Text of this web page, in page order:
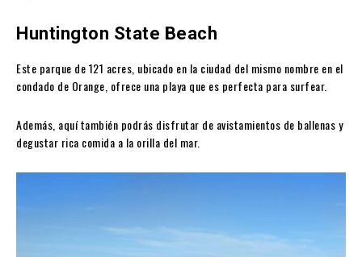
Huntington State Beach
Este parque de 121 acres, ubicado en la ciudad del mismo nombre en el
condado de Orange, ofrece una playa que es perfecta para surfear.
Además, aquí también podrás disfrutar de avistamientos de ballenas y
degustar rica comida a la orilla del mar.